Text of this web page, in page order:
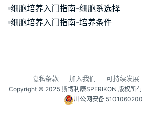
细胞培养入门指南-细胞系选择
细胞培养入门指南-培养条件
隐私条款 加入我们 可持续发展
Copyright © 2025 斯博利康SPERIKON 版权所有
川公网安备